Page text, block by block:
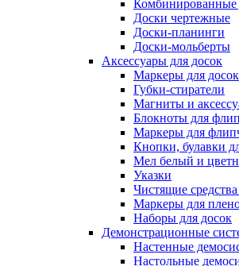
Комбинированные
Доски чертежные
Доски-планинги
Доски-мольберты
Аксессуары для досок
Маркеры для досок
Губки-стиратели
Магниты и
Блокноты для
Маркеры для
Кнопки, булавки
Мел белый и
Указки
Чистящие
Маркеры для
Наборы для досок
Демонстрационные
Настенные
Настольные